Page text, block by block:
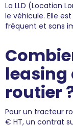
La LLD (Location
le véhicule. Elle
fréquent et sans
leasing
routier
Pour un tracteur
€ HT, un contrat